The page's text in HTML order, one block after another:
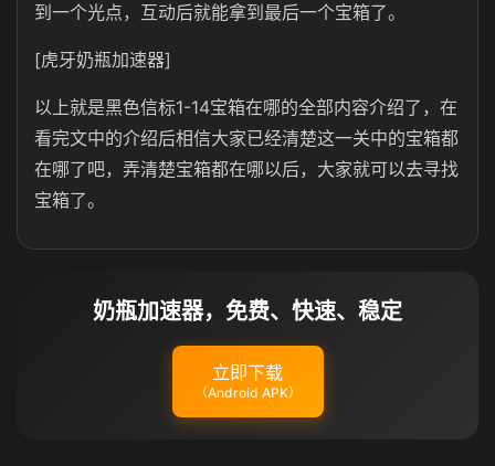
到一个光点，互动后就能拿到最后一个宝箱了。
[虎牙奶瓶加速器]
以上就是黑色信标1-14宝箱在哪的全部内容介绍了，在
看完文中的介绍后相信大家已经清楚这一关中的宝箱都
在哪了吧，弄清楚宝箱都在哪以后，大家就可以去寻找
宝箱了。
奶瓶加速器，免费、快速、稳定
立即下载
（Android APK）